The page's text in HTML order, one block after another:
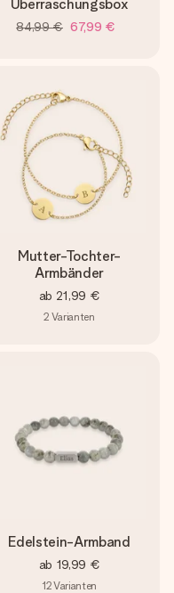
Überraschungsbox
84,99 € 67,99 €
Mutter-Tochter-
Armbänder
ab 21,99 €
2 Varianten
Edelstein-Armband
ab 19,99 €
12Varianten